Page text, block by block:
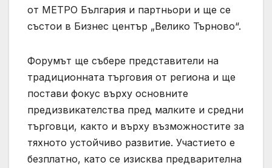
от МЕТРО България и партньори и ще се
състои в Бизнес център „Велико Търново“.
Форумът ще събере представители на
традиционната търговия от региона и ще
постави фокус върху основните
предизвикателства пред малките и средни
търговци, както и върху възможностите за
тяхното устойчиво развитие. Участието е
безплатно, като се изисква предварителна